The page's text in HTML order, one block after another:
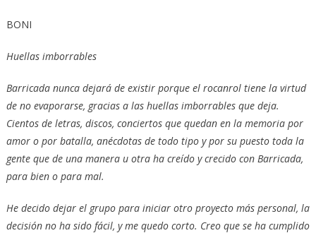
BONI
Huellas imborrables
Barricada nunca dejará de existir porque el rocanrol tiene la virtud
de no evaporarse, gracias a las huellas imborrables que deja.
Cientos de letras, discos, conciertos que quedan en la memoria por
amor o por batalla, anécdotas de todo tipo y por su puesto toda la
gente que de una manera u otra ha creído y crecido con Barricada,
para bien o para mal.
He decido dejar el grupo para iniciar otro proyecto más personal, la
decisión no ha sido fácil, y me quedo corto. Creo que se ha cumplido